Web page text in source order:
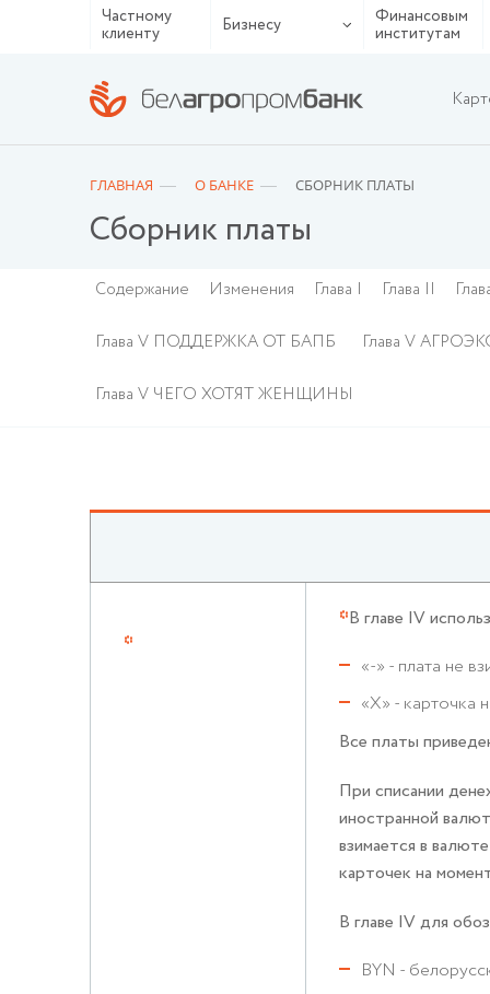
Частному
клиенту
Бизнесу
Финансовым
институтам
ГЛАВНАЯ О БАНКЕ СБОРНИК ПЛАТЫ
Сборник платы
Содержание Изменения Глава I Глава II
Глава V ПОДДЕРЖКА ОТ БАПБ Глава V
Глава V ЧЕГО ХОТЯТ ЖЕНЩИНЫ
*
*В главе IV
«-» - плата не
«X» - карточка
Все платы
При списании
иностранной
взимается в
карточек на
В главе IV для
BYN -